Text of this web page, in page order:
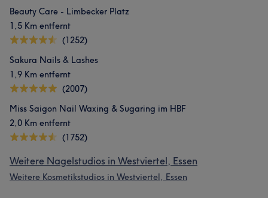
Beauty Care - Limbecker Platz
1,5 Km entfernt
(1252)
Sakura Nails & Lashes
1,9 Km entfernt
(2007)
Miss Saigon Nail Waxing & Sugaring im HBF
2,0 Km entfernt
(1752)
Weitere Nagelstudios in Westviertel, Essen
Weitere Kosmetikstudios in Westviertel, Essen